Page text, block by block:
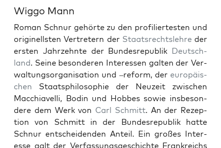
Wiggo Mann
Roman Schnur gehörte zu den pro­fil­iertesten und
orig­inell­sten Vertretern der Staat­srecht­slehre der
ersten Jahrzehnte der Bun­desre­pub­lik Deutsch­
land. Seine beson­deren Inter­essen gal­ten der Ver­
wal­tung­sor­gan­i­sa­tion und –reform, der europäis­
chen Staat­sphiloso­phie der Neuzeit zwis­chen
Mac­chi­avel­li, Bod­in und Hobbes sowie ins­beson­
dere dem Werk von Carl Schmitt. An der Rezep­
tion von Schmitt in der Bun­desre­pub­lik hat­te
Schnur entschei­den­den Anteil. Ein großes Inter­
esse galt der Ver­fas­sungs­geschichte Frankre­ichs